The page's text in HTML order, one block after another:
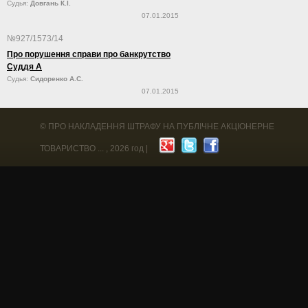
Судья: Довгань К.І.
07.01.2015
№927/1573/14
Про порушення справи про банкрутство
Суддя А
Судья: Сидоренко А.С.
07.01.2015
© ПРО НАКЛАДЕННЯ ШТРАФУ НА ПУБЛІЧНЕ АКЦІОНЕРНЕ
ТОВАРИСТВО ... , 2026 год |